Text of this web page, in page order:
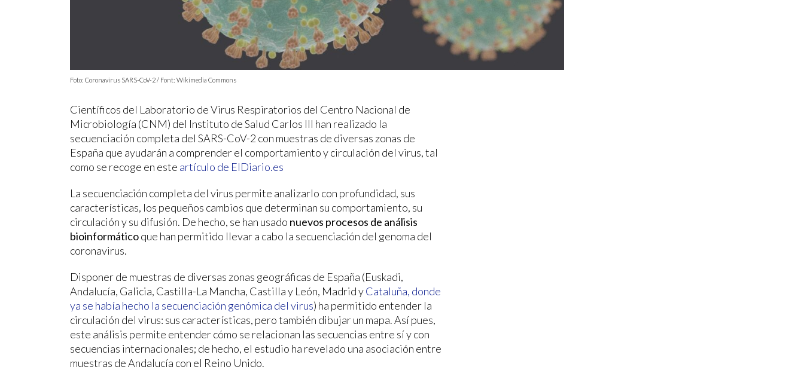
Foto: Coronavirus SARS-CoV-2 / Font: Wikimedia Commons
Científicos del Laboratorio de Virus Respiratorios del Centro Nacional de
Microbiología (CNM) del Instituto de Salud Carlos III han realizado la
secuenciación completa del SARS-CoV-2 con muestras de diversas zonas de
España que ayudarán a comprender el comportamiento y circulación del virus, tal
como se recoge en este artículo de ElDiario.es
La secuenciación completa del virus permite analizarlo con profundidad, sus
características, los pequeños cambios que determinan su comportamiento, su
circulación y su difusión. De hecho, se han usado nuevos procesos de análisis
bioinformáticoque han permitido llevar a cabo la secuenciación del genoma del
coronavirus.
Disponer de muestras de diversas zonas geográficas de España (Euskadi,
Andalucía, Galicia, Castilla-La Mancha, Castilla y León, Madrid yCataluña, donde
ya se había hecho la secuenciación genómica del virus) ha permitido entender la
circulación del virus: sus características, pero también dibujar un mapa. Así pues,
este análisis permite entender cómo se relacionan las secuencias entre sí y con
secuencias internacionales; de hecho, el estudio ha revelado una asociación entre
muestras de Andalucía con el Reino Unido.